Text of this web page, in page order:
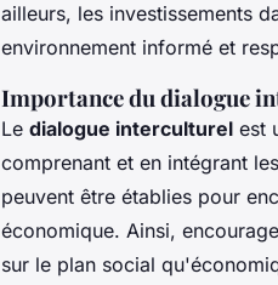
ailleurs, les investissements
environnement informé et
Importance du dialogue
Le dialogue interculturel est
comprenant et en intégrant
peuvent être établies pour
économique. Ainsi,
sur le plan social